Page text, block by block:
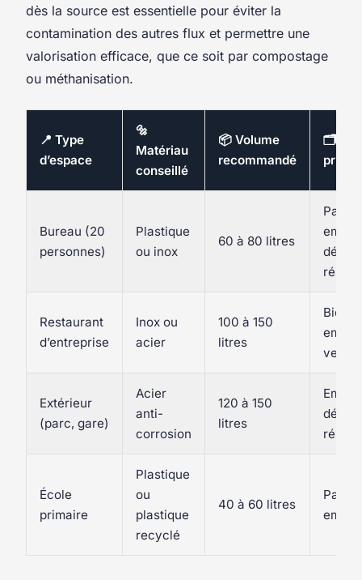
dès la source est essentielle pour éviter la
contamination des autres flux et permettre une
valorisation efficace, que ce soit par compostage
ou méthanisation.
📍 Type
d’espace
🔩
Matériau
conseillé
📦 Volume
recommandé
🗂️
Bureau (20
personnes)
Plastique
ou inox
60 à 80 litres
Restaurant
d’entreprise
Inox ou
acier
100 à 150
litres
verre
Extérieur
(parc, gare)
Acier
anti-
corrosion
120 à 150
litres
École
primaire
Plastique
ou
plastique
recyclé
40 à 60 litres